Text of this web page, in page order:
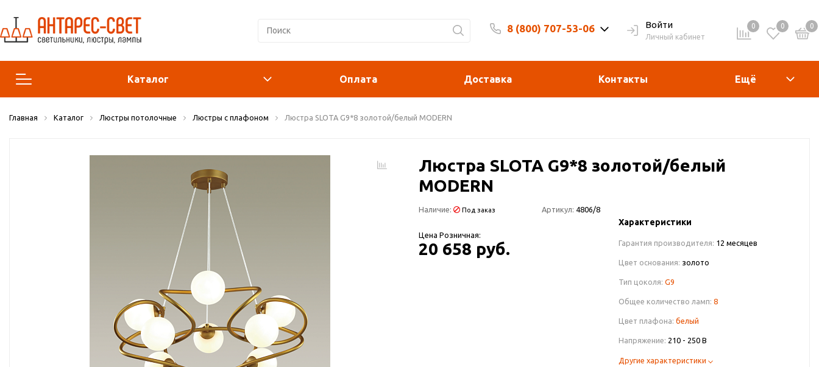
8 (800) 707-53-06 Войти
Личный кабинет
0 0 0
Каталог
Люстры и подвесы
Оплата Доставка Контакты Ещё
Главная Каталог Люстры потолочные Люстры с плафоном Люстра SLOTA G9*8 золотой/белый MODERN
Люстра SLOTA G9*8 золотой/белый
MODERN
Наличие: Под заказ Артикул: 4806/8
Цена Розничная:
20 658 руб.
Характеристики
Гарантия производителя: 12 месяцев
Цвет основания: золото
Тип цоколя: G9
Общее количество ламп: 8
Цвет плафона: белый
Напряжение: 210 - 250 В
Другие характеристики